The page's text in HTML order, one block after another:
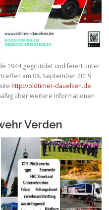
1944 gegründet und feiert unter
am 08. September 2019
http://oldtimer-dauelsen.de
über weitere Informationen
Verden